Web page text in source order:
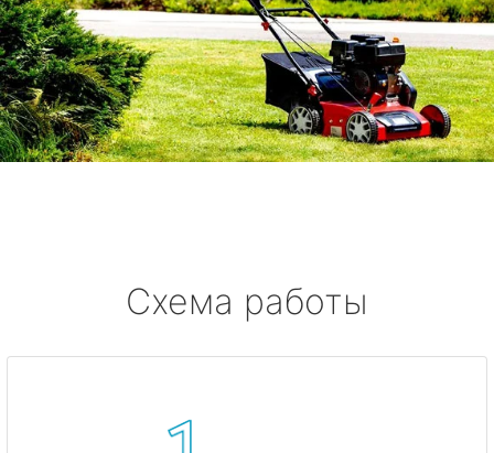
Схема работы